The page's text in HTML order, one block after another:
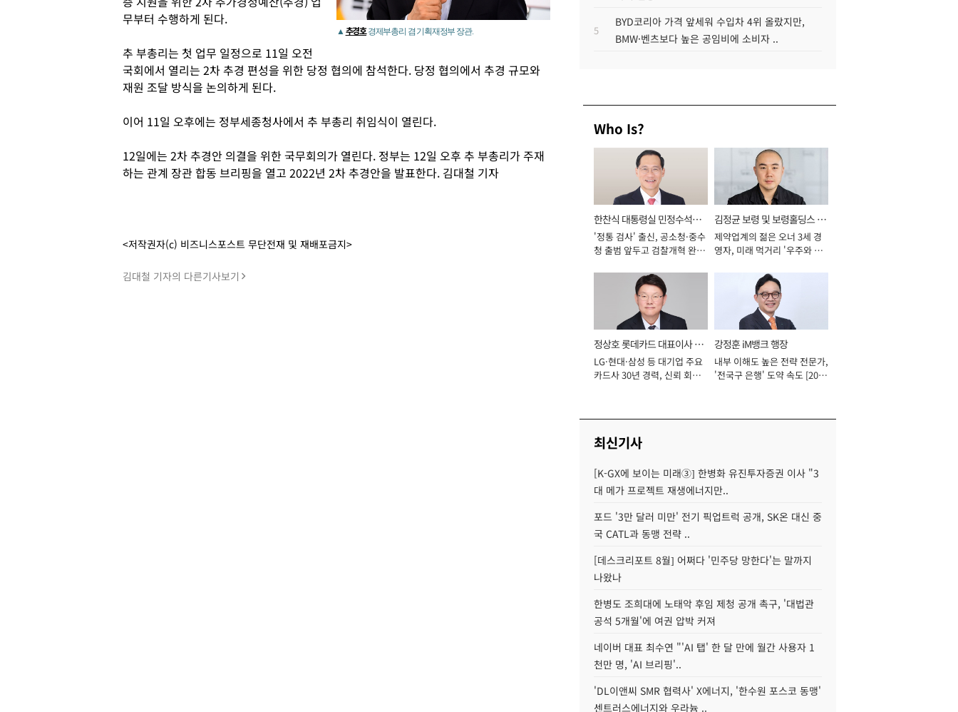
▲ 추경호경제부총리 겸 기획재정부 장관.
무부터 수행하게 된다.
추 부총리는 첫 업무 일정으로 11일 오전
국회에서 열리는 2차 추경 편성을 위한 당정 협의에 참석한다. 당정 협의에서 추경 규모와
재원 조달 방식을 논의하게 된다.
이어 11일 오후에는 정부세종청사에서 추 부총리 취임식이 열린다.
12일에는 2차 추경안 의결을 위한 국무회의가 열린다. 정부는 12일 오후 추 부총리가 주재
하는 관계 장관 합동 브리핑을 열고 2022년 2차 추경안을 발표한다. 김대철 기자
<저작권자(c) 비즈니스포스트 무단전재 및 재배포금지>
김대철 기자의 다른기사보기
5
BYD코리아 가격 앞세워 수입차 4위 올랐지만,
BMW·벤츠보다 높은 공임비에 소비자 ..
Who Is?
한찬식 대통령실 민정수석비
서관
'정통 검사' 출신, 공소청·중수
청 출범 앞두고 검찰개혁 완수
김정균 보령 및 보령홀딩스 대
표이사 사장
제약업계의 젊은 오너 3세 경
영자, 미래 먹거리 '우주와 헬
정상호 롯데카드 대표이사 사
장
LG·현대·삼성 등 대기업 주요
카드사 30년 경력, 신뢰 회복
강정훈 iM뱅크 행장
내부 이해도 높은 전략 전문가,
'전국구 은행' 도약 속도 [2026
최신기사
[K-GX에 보이는 미래③] 한병화 유진투자증권 이사 "3
대 메가 프로젝트 재생에너지만..
포드 '3만 달러 미만' 전기 픽업트럭 공개, SK온 대신 중
국 CATL과 동맹 전략 ..
[데스크리포트 8월] 어쩌다 '민주당 망한다'는 말까지
나왔나
한병도 조희대에 노태악 후임 제청 공개 촉구, '대법관
공석 5개월'에 여권 압박 커져
네이버 대표 최수연 "'AI 탭' 한 달 만에 월간 사용자 1
천만 명, 'AI 브리핑'..
'DL이앤씨 SMR 협력사' X에너지, '한수원 포스코 동맹'
센트러스에너지와 우라늄 ..